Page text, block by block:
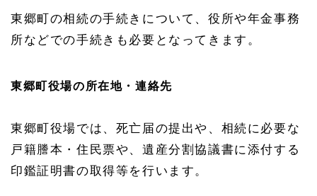
東郷町の相続の手続きについて、役所や年金事務
所などでの手続きも必要となってきます。
東郷町役場の所在地・連絡先
東郷町役場では、死亡届の提出や、相続に必要な
戸籍謄本・住民票や、遺産分割協議書に添付する
印鑑証明書の取得等を行います。